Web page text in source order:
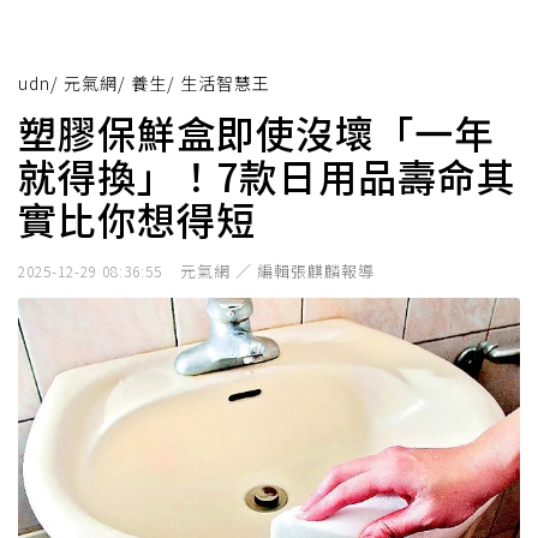
udn/ 元氣網/ 養生/ 生活智慧王
塑膠保鮮盒即使沒壞「一年
就得換」！7款日用品壽命其
實比你想得短
2025-12-29 08:36:55 元氣網 ／ 編輯張麒麟報導